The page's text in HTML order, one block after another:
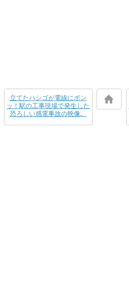
立てたハシゴが電線にボン
ッ！駅の工事現場で発生した
恐ろしい感電事故の映像。